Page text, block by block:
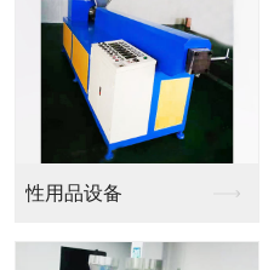
性用品设备